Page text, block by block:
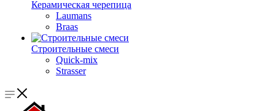
Керамическая черепица
Laumans
Braas
Строительные смеси
Quick-mix
Strasser